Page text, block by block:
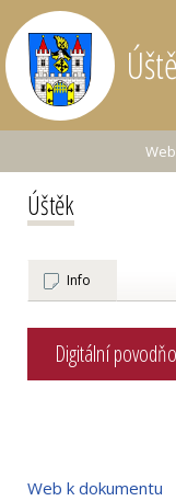
Úštěk
Info
Digitální
Web k dokumentu